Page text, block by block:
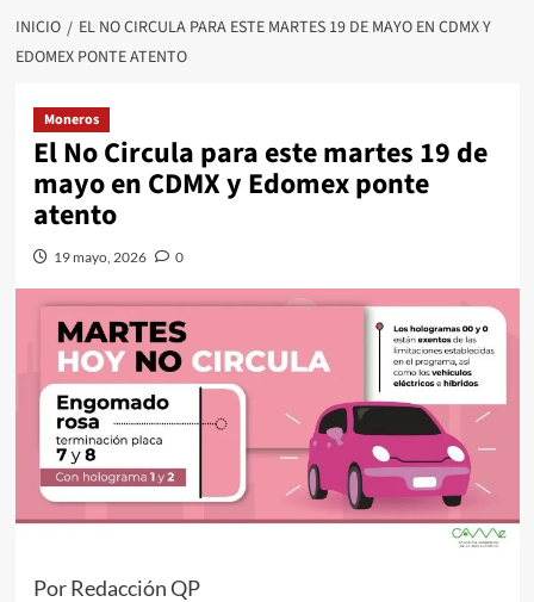
INICIO
EL NO CIRCULA PARA ESTE MARTES 19 DE MAYO EN CDMX Y
EDOMEX PONTE ATENTO
Moneros
El No Circula para este martes 19 de
mayo en CDMX y Edomex ponte
atento
19 mayo, 2026 0
Por Redacción QP